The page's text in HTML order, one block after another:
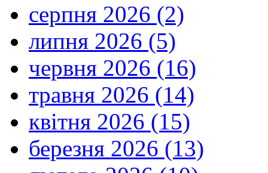
серпня 2026 (2)
липня 2026 (5)
червня 2026 (16)
травня 2026 (14)
квітня 2026 (15)
березня 2026 (13)